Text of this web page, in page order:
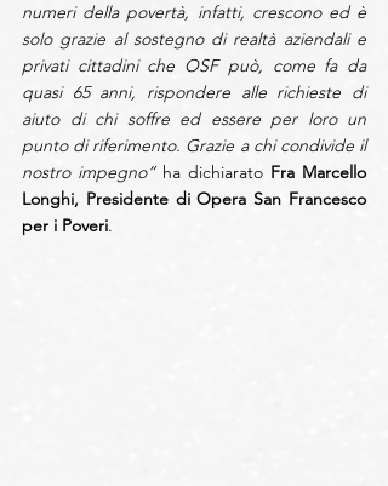
numeri della povertà, infatti, crescono ed è
solo grazie al sostegno di realtà aziendali e
privati cittadini che OSF può, come fa da
quasi 65 anni, rispondere alle richieste di
aiuto di chi soffre ed essere per loro un
punto di riferimento. Grazie a chi condivide il
nostro impegno” ha dichiarato Fra Marcello
Longhi, Presidente di Opera San Francesco
per i Poveri.